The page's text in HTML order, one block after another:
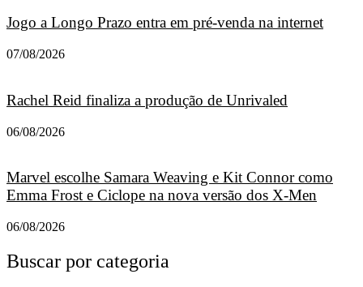
Jogo a Longo Prazo entra em pré-venda na internet
07/08/2026
Rachel Reid finaliza a produção de Unrivaled
06/08/2026
Marvel escolhe Samara Weaving e Kit Connor como
Emma Frost e Ciclope na nova versão dos X-Men
06/08/2026
Buscar por categoria